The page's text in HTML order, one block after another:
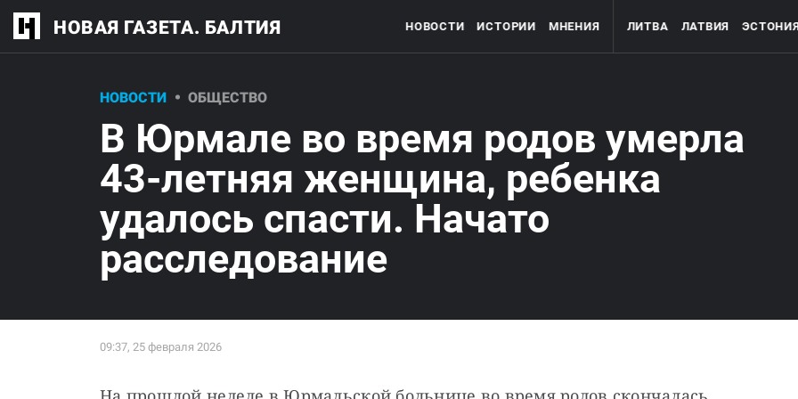
НОВАЯ ГАЗЕТА. БАЛТИЯ НОВОСТИ ИСТОРИИ МНЕНИЯ ЛИТВА ЛАТВИЯ
НОВОСТИ ОБЩЕСТВО
В Юрмале во время родов умерла
43-летняя женщина, ребенка
удалось спасти. Начато
расследование